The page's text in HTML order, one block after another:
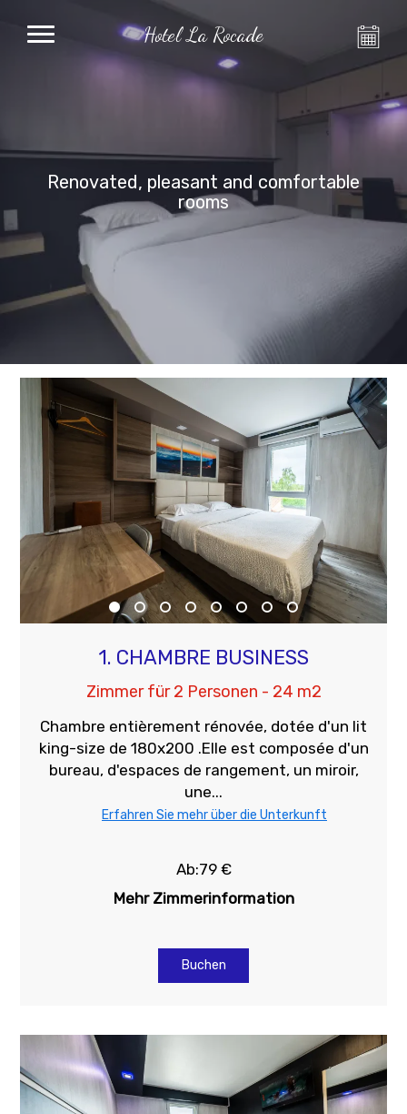
Hotel La Rocade
Renovated, pleasant and comfortable
rooms
1. CHAMBRE BUSINESS
Zimmer für 2 Personen - 24 m2
Chambre entièrement rénovée, dotée d'un lit
king-size de 180x200 .Elle est composée d'un
bureau, d'espaces de rangement, un miroir,
une...
Erfahren Sie mehr über die Unterkunft
Ab:79 €
Mehr Zimmerinformation
Buchen